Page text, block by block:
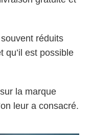
réduits
qu’il est possible
la marque
leur a consacré.